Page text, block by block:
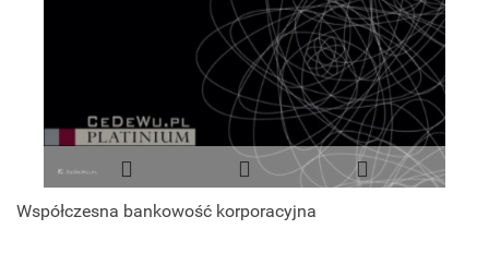
Współczesna bankowość korporacyjna